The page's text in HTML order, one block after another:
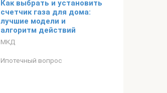
Как выбрать и установить
счетчик газа для дома:
лучшие модели и
алгоритм действий
МКД
Ипотечный вопрос